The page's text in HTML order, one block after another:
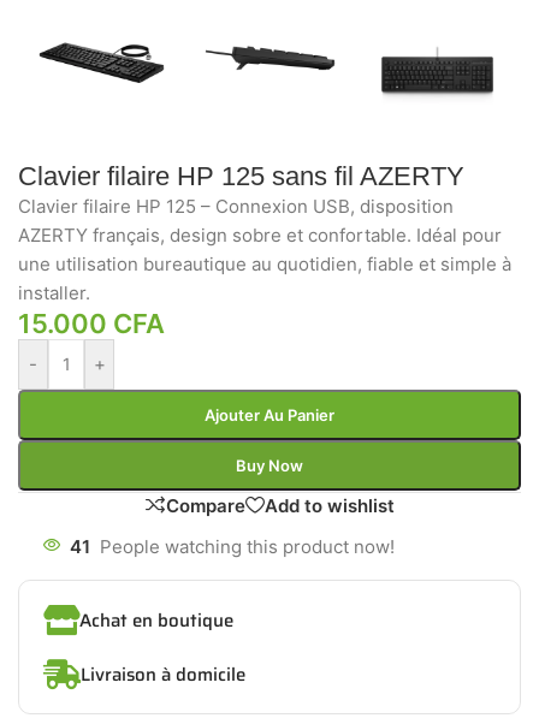
Clavier filaire HP 125 sans fil AZERTY
Clavier filaire HP 125 – Connexion USB, disposition
AZERTY français, design sobre et confortable. Idéal pour
une utilisation bureautique au quotidien, fiable et simple à
installer.
15.000 CFA
- +
Ajouter Au Panier
Buy Now
Compare
Add to wishlist
41 People watching this product now!
Achat en boutique
Livraison à domicile